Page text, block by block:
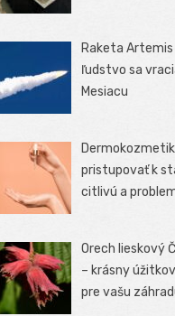
Raketa
ľudstvo sa
Mesiacu
pristupovať k
citlivú a
Orech lieskový
– krásny
pre vašu